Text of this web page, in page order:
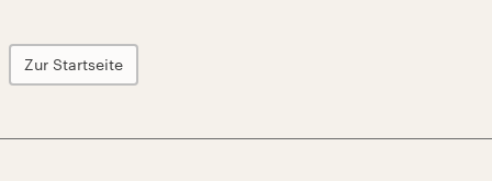
Zur Startseite